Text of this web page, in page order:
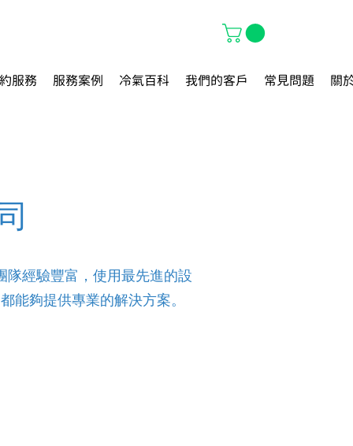
服務 服務案例 冷氣百科 我們的客戶 常見問題 關
隊經驗豐富，使用最先進的設
能夠提供專業的解決方案。